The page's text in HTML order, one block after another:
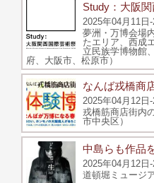
Study：大阪
2025年04月11日
夢洲・万博会場
たエリア、西成
立民族学博物館
府、大阪市、松原市）
なんば戎橋商
2025年04月12日
戎橋筋商店街内
市中央区）
中島らも作品
2025年04月12日
道頓堀ミュージ